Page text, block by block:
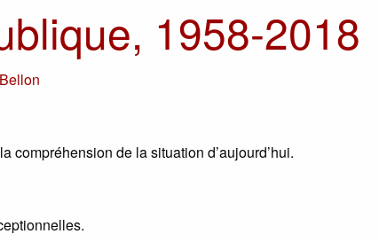
1958-2018
compréhension de la situation d’aujourd’hui.